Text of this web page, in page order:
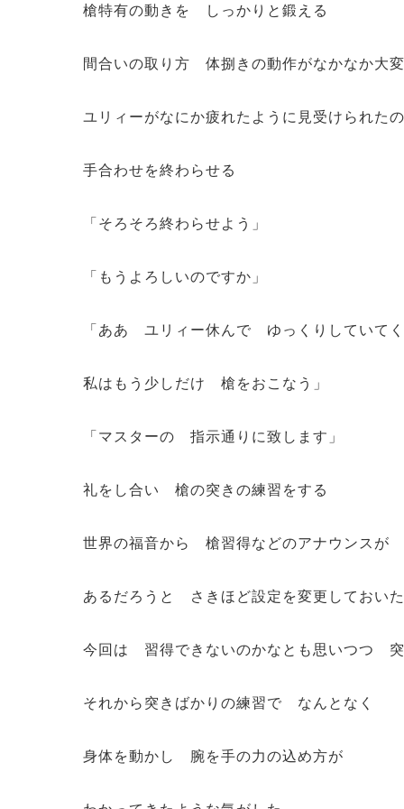
槍特有の動きを しっかりと鍛える
間合いの取り方 体捌きの動作がなかなか大
ユリィーがなにか疲れたように見受けられた
手合わせを終わらせる
「そろそろ終わらせよう」
「もうよろしいのですか」
「ああ ユリィー休んで ゆっくりしていて
私はもう少しだけ 槍をおこなう」
「マスターの 指示通りに致します」
礼をし合い 槍の突きの練習をする
世界の福音から 槍習得などのアナウンスが
あるだろうと さきほど設定を変更しておい
今回は 習得できないのかなとも思いつつ 突
それから突きばかりの練習で なんとなく
身体を動かし 腕を手の力の込め方が